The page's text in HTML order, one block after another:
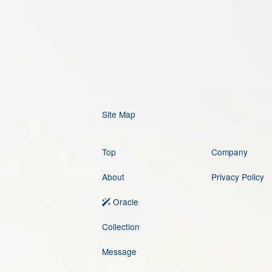
Site Map
Top
About
Oracle
Collection
Message
Company
Privacy Policy